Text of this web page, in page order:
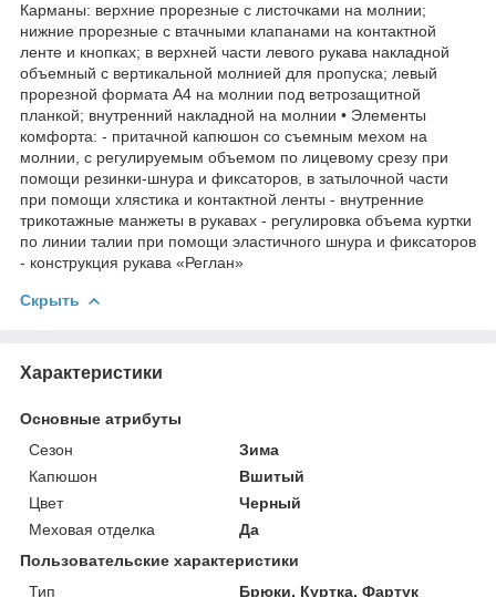
Карманы: верхние прорезные с листочками на молнии;
нижние прорезные с втачными клапанами на контактной
ленте и кнопках; в верхней части левого рукава накладной
объемный с вертикальной молнией для пропуска; левый
прорезной формата А4 на молнии под ветрозащитной
планкой; внутренний накладной на молнии • Элементы
комфорта: - притачной капюшон со съемным мехом на
молнии, с регулируемым объемом по лицевому срезу при
помощи резинки-шнура и фиксаторов, в затылочной части
при помощи хлястика и контактной ленты - внутренние
трикотажные манжеты в рукавах - регулировка объема куртки
по линии талии при помощи эластичного шнура и фиксаторов
- конструкция рукава «Реглан»
Скрыть
Характеристики
Основные атрибуты
Сезон
Зима
Капюшон
Вшитый
Цвет
Черный
Меховая отделка
Да
Пользовательские характеристики
Тип
Брюки, Куртка, Фартук